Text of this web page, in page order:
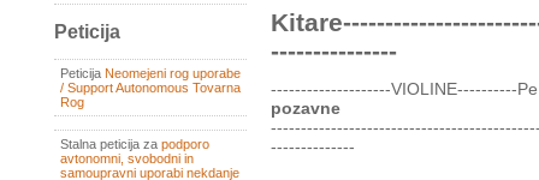
Peticija
Peticija Neomejeni rog uporabe
/ Support Autonomous Tovarna
Rog
Stalna peticija za podporo
avtonomni, svobodni in
samoupravni uporabi nekdanje
---------------
--------------------VIOLINE----------
pozavne
--------------